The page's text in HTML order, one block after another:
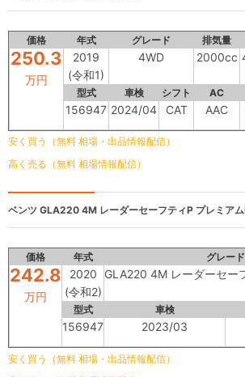
価格 年式 グレード 排気量
250.3
万円
2019
(令和1)
4WD 2000cc
型式 車検 シフト AC
156947 2024/04 CAT AAC
安く買う（無料 相場・出品情報配信）
高く売る（無料 相場情報配信）
ベンツ GLA220 4M レーダーセーフティP プレミア
価格 年式 グレード
242.8
万円
2020
(令和2)
GLA220 4M レーダーセー
型式 車検
156947 2023/03
安く買う（無料 相場・出品情報配信）